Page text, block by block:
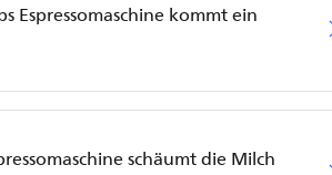
Espressomaschine kommt ein
schäumt die Milch